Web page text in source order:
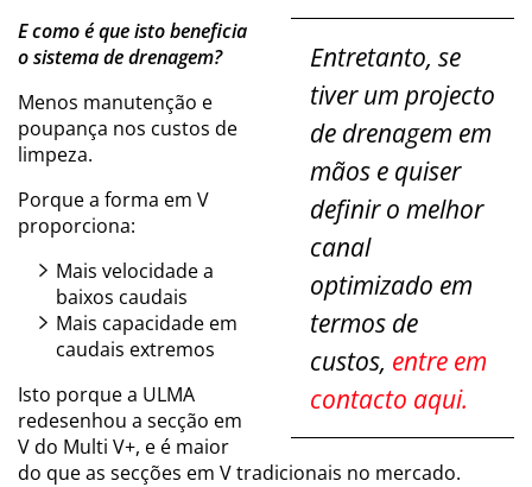
Entretanto, se
tiver um projecto
de drenagem em
mãos e quiser
definir o melhor
canal
optimizado em
termos de
custos, entre em
contacto aqui.
E como é que isto beneficia
o sistema de drenagem?
Menos manutenção e
poupança nos custos de
limpeza.
Porque a forma em V
proporciona:
Mais velocidade a
baixos caudais
Mais capacidade em
caudais extremos
Isto porque a ULMA
redesenhou a secção em
V do Multi V+, e é maior
do que as secções em V tradicionais no mercado.